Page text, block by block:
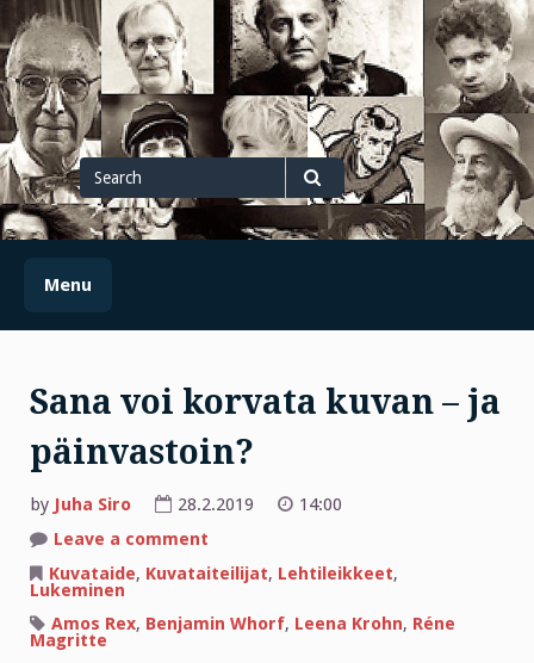
Skip
to
content
Search
for
Search
Menu
Sana voi korvata kuvan – ja
päinvastoin?
by Juha Siro 28.2.2019
14:00
Leave a comment
voi
korvata
–
Kuvataide, Kuvataiteilijat, Lehtileikkeet,
Lukeminen
Amos Rex, Benjamin Whorf, Leena Krohn, Réne
Magritte